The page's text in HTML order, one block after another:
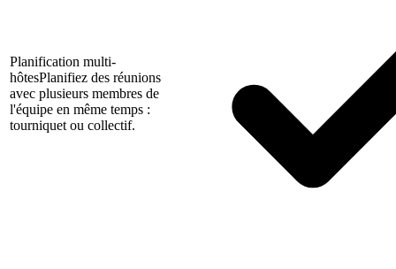
Planification multi-
hôtesPlanifiez des réunions
avec plusieurs membres de
l'équipe en même temps :
tourniquet ou collectif.